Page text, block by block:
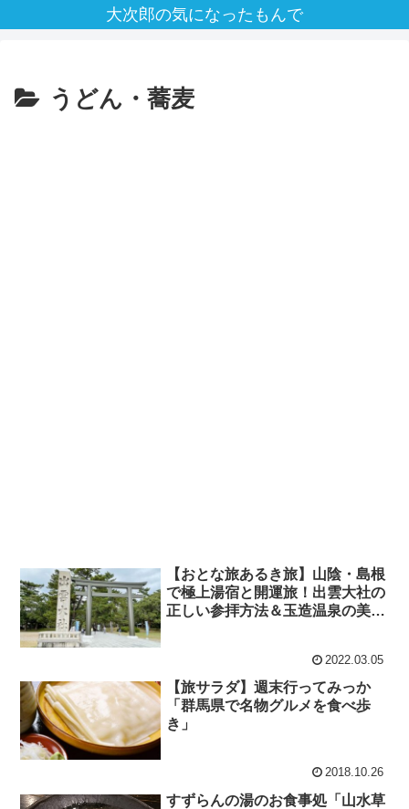
大次郎の気になったもんで
うどん・蕎麦
【おとな旅あるき旅】山陰・島根
で極上湯宿と開運旅！出雲大社の
正しい参拝方法＆玉造温泉の美肌
2022.03.05
【旅サラダ】週末行ってみっか
「群馬県で名物グルメを食べ歩
き」
2018.10.26
すずらんの湯のお食事処「山水草